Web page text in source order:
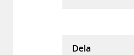
Dela